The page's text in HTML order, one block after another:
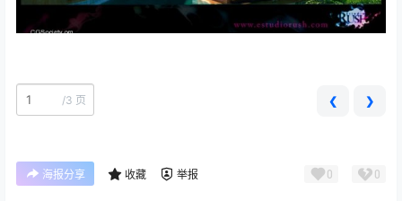
/3 页 ❮ ❯
海报分享 收藏 举报 0 0